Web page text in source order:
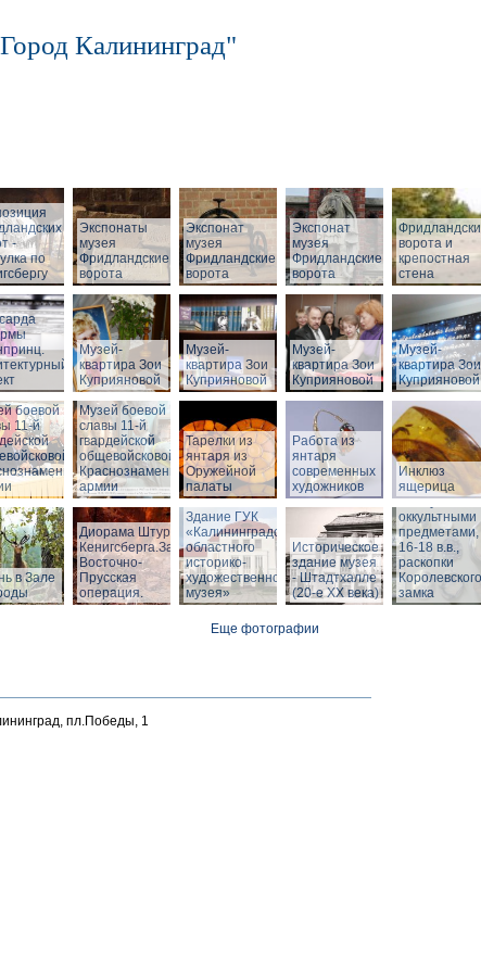
Калининград"
-
по
Экспонаты
музея
Фридландские
ворота
Экспонат
музея
Фридландские
ворота
Экспонат
музея
Фридландские
ворота
ворота и
крепостная
стена
Музей-
квартира Зои
Куприяновой
Музей-
квартира Зои
Куприяновой
Музей-
квартира Зои
Куприяновой
Музей-
квартира Зои
Куприяновой
боевой
11-й
Музей боевой
славы 11-й
гвардейской
общевойсковой
Краснознаменной
армии
Тарелки из
янтаря из
Оружейной
палаты
Работа из
янтаря
современных
художников
Инклюз
ящерица
в Зале
Диорама Штурм
Кенигсберга.Зал
Восточно-
Прусская
операция.
Здание ГУК
«Калининградского
областного
историко-
художественного
музея»
Историческое
здание музея
- Штадтхалле
(20-е XX века)
Шкатулка с
оккультными
предметами,
16-18 в.в.,
раскопки
Королевского
замка
Еще фотографии
пл.Победы, 1